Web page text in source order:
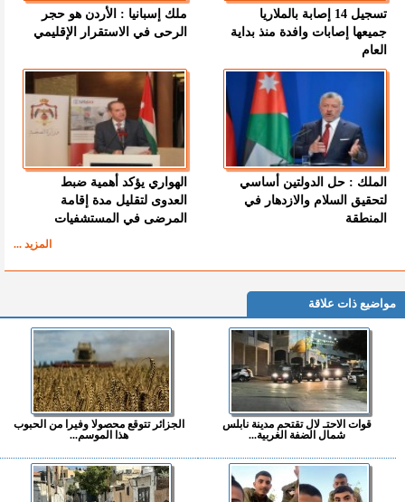
تسجيل 14 إصابة بالملاريا
جميعها إصابات وافدة منذ بداية
العام
ملك إسبانيا : الأردن هو حجر
الرحى في الاستقرار الإقليمي
الملك : حل الدولتين أساسي
لتحقيق السلام والازدهار في
المنطقة
الهواري يؤكد أهمية ضبط
العدوى لتقليل مدة إقامة
المرضى في المستشفيات
المزيد ...
مواضيع ذات علاقة
قوات الاحتـ لال تقتحم مدينة نابلس
شمال الضفة الغربية...
الجزائر تتوقع محصولا وفيرا من الحبوب
هذا الموسم...